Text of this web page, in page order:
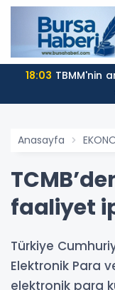
18:03
Anasayfa
faaliyet
Türkiye
Elektronik Para
elektronik para